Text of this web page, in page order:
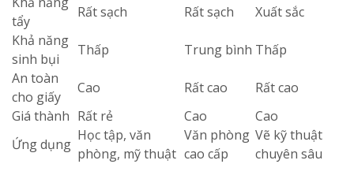
tẩy
Rất sạch Rất sạch
Xuất sắc
Khả năng
sinh bụi
Thấp Trung bình Thấp
An toàn
cho giấy
Cao Rất cao
Rất cao
Giá thành Rất rẻ Cao
Cao
Ứng dụng
Học tập, văn
phòng, mỹ thuật
Văn phòng
cao cấp
Vẽ kỹ thuật
chuyên sâu